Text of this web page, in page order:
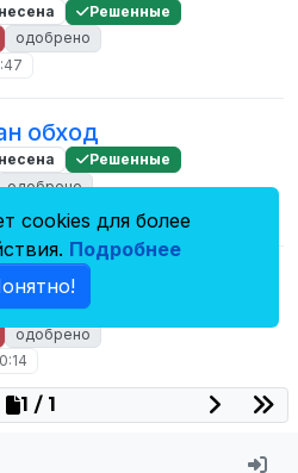
Решенные
одобрено
обход
Решенные
одобрено
Решенные
одобрено
1 / 1
cookies для более
Подробнее